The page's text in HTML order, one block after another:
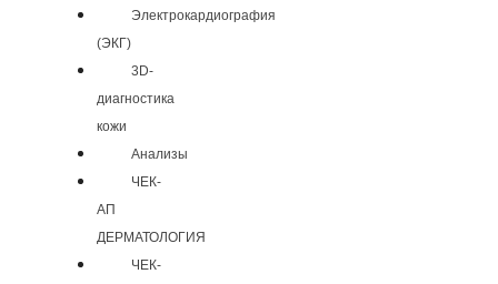
Электрокардиография
(ЭКГ)
3D-
диагностика
кожи
Анализы
ЧЕК-
АП
ДЕРМАТОЛОГИЯ
ЧЕК-